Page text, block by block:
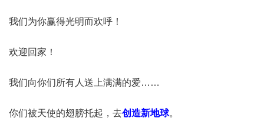
我们为你赢得光明而欢呼！
欢迎回家！
我们向你们所有人送上满满的爱……
你们被天使的翅膀托起，去创造新地球。